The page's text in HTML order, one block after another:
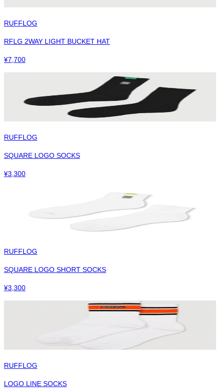
RUFFLOG
RFLG 2WAY LIGHT BUCKET HAT
¥7,700
RUFFLOG
SQUARE LOGO SOCKS
¥3,300
RUFFLOG
SQUARE LOGO SHORT SOCKS
¥3,300
RUFFLOG
LOGO LINE SOCKS